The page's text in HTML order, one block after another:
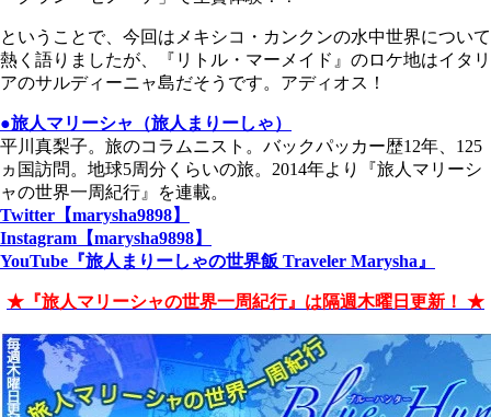
ということで、今回はメキシコ・カンクンの水中世界について
熱く語りましたが、『リトル・マーメイド』のロケ地はイタリ
アのサルディーニャ島だそうです。アディオス！
●旅人マリーシャ（旅人まりーしゃ）
平川真梨子。旅のコラムニスト。バックパッカー歴12年、125
ヵ国訪問。地球5周分くらいの旅。2014年より『旅人マリーシ
ャの世界一周紀行』を連載。
Twitter【marysha9898】
Instagram【marysha9898】
YouTube『旅人まりーしゃの世界飯 Traveler Marysha』
★『旅人マリーシャの世界一周紀行』は隔週木曜日更新！ ★